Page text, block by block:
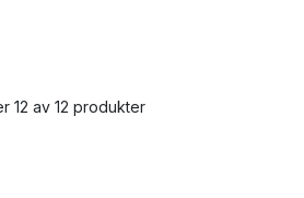
12 av 12 produkter